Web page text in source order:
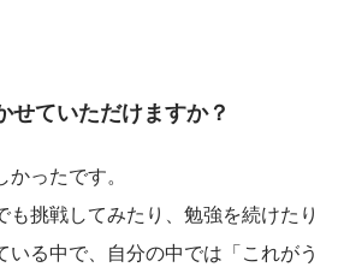
せていただけますか？
ったです。
挑戦してみたり、勉強を続けたり
いる中で、自分の中では「これがう